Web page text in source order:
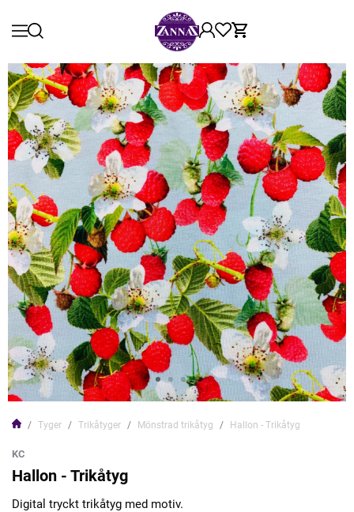
Tyger Trikåtyger Mönstrad trikåtyg Hallon - Trikåtyg
KC
Hallon - Trikåtyg
Digital tryckt trikåtyg med motiv.